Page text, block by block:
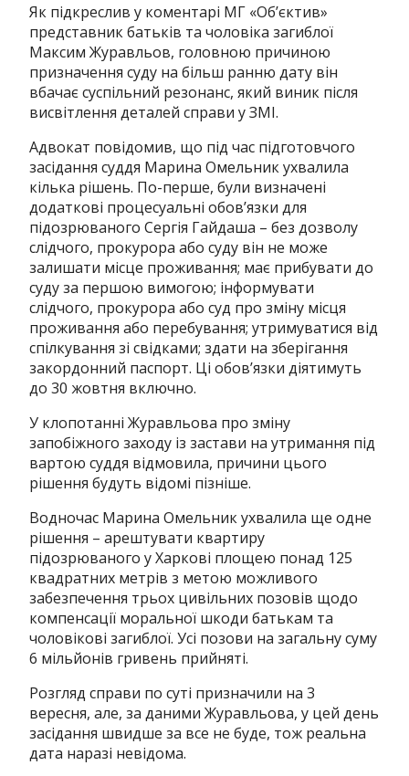
Як підкреслив у коментарі МГ «Об’єктив»
представник батьків та чоловіка загиблої
Максим Журавльов, головною причиною
призначення суду на більш ранню дату він
вбачає суспільний резонанс, який виник після
висвітлення деталей справи у ЗМІ.
Адвокат повідомив, що під час підготовчого
засідання суддя Марина Омельник ухвалила
кілька рішень. По-перше, були визначені
додаткові процесуальні обов’язки для
підозрюваного Сергія Гайдаша – без дозволу
слідчого, прокурора або суду він не може
залишати місце проживання; має прибувати до
суду за першою вимогою; інформувати
слідчого, прокурора або суд про зміну місця
проживання або перебування; утримуватися від
спілкування зі свідками; здати на зберігання
закордонний паспорт. Ці обов’язки діятимуть
до 30 жовтня включно.
У клопотанні Журавльова про зміну
запобіжного заходу із застави на утримання під
вартою суддя відмовила, причини цього
рішення будуть відомі пізніше.
Водночас Марина Омельник ухвалила ще одне
рішення – арештувати квартиру
підозрюваного у Харкові площею понад 125
квадратних метрів з метою можливого
забезпечення трьох цивільних позовів щодо
компенсації моральної шкоди батькам та
чоловікові загиблої. Усі позови на загальну суму
6 мільйонів гривень прийняті.
Розгляд справи по суті призначили на 3
вересня, але, за даними Журавльова, у цей день
засідання швидше за все не буде, тож реальна
дата наразі невідома.